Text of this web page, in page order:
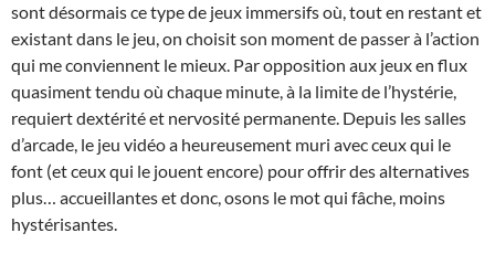
sont désormais ce type de jeux immersifs où, tout en restant et
existant dans le jeu, on choisit son moment de passer à l’action
qui me conviennent le mieux. Par opposition aux jeux en flux
quasiment tendu où chaque minute, à la limite de l’hystérie,
requiert dextérité et nervosité permanente. Depuis les salles
d’arcade, le jeu vidéo a heureusement muri avec ceux qui le
font (et ceux qui le jouent encore) pour offrir des alternatives
plus… accueillantes et donc, osons le mot qui fâche, moins
hystérisantes.